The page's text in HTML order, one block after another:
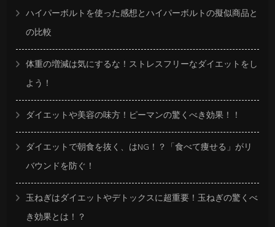
ハイパーボルトを使った感想とハイパーボルトの擬似商品と
の比較
体重の増減は気にするな！ストレスフリーなダイエットをし
よう！
ダイエットや美容の味方！ピーマンの驚くべき効果！！
ダイエットで朝食を抜く、はNG！？「食べて痩せる」がリ
バウンドを防ぐ！
玉ねぎはダイエットやデトックスに超重要！玉ねぎの驚くべ
き効果とは！？